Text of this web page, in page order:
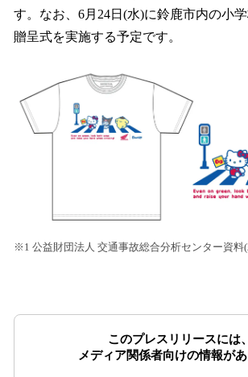
す。なお、6月24日(水)に鈴鹿市内の小
贈呈式を実施する予定です。
※1 公益財団法人 交通事故総合分析センター資料
このプレスリリースには、
メディア関係者向けの情報が